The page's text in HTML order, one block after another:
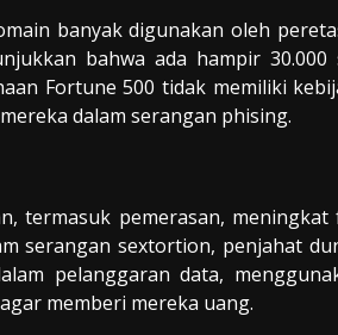
banyak digunakan oleh
bahwa ada hampir
Fortune 500 tidak memiliki
dalam serangan phising.
termasuk pemerasan,
serangan sextortion, penjahat
pelanggaran data,
memberi mereka uang.